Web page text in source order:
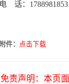
电 话：
附件： 点击下载
免责声明：本页